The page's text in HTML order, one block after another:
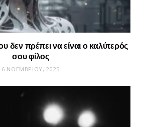
δεν πρέπει να είναι ο καλύτερός
σου φίλος
6 ΝΟΕΜΒΡΊΟΥ, 2025